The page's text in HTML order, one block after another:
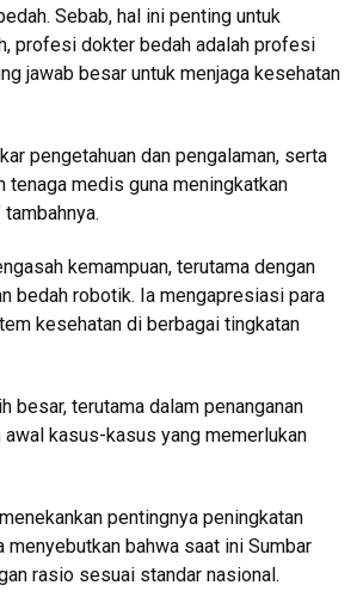
Sebab, hal ini penting untuk
profesi dokter bedah adalah profesi
jawab besar untuk menjaga kesehatan
pengetahuan dan pengalaman, serta
tenaga medis guna meningkatkan
kemampuan, terutama dengan
bedah robotik. Ia mengapresiasi para
kesehatan di berbagai tingkatan
besar, terutama dalam penanganan
kasus-kasus yang memerlukan
pentingnya peningkatan
bahwa saat ini Sumbar
rasio sesuai standar nasional.